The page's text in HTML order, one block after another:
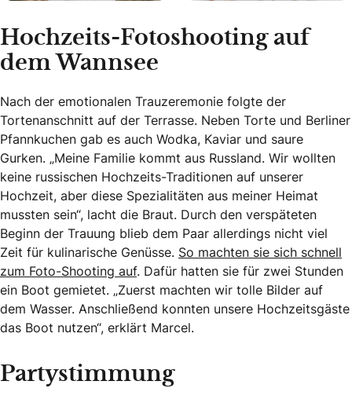
Hochzeits-Fotoshooting auf
dem Wannsee
Nach der emotionalen Trauzeremonie folgte der
Tortenanschnitt auf der Terrasse. Neben Torte und Berliner
Pfannkuchen gab es auch Wodka, Kaviar und saure
Gurken. „Meine Familie kommt aus Russland. Wir wollten
keine russischen Hochzeits-Traditionen auf unserer
Hochzeit, aber diese Spezialitäten aus meiner Heimat
mussten sein“, lacht die Braut. Durch den verspäteten
Beginn der Trauung blieb dem Paar allerdings nicht viel
Zeit für kulinarische Genüsse. So machten sie sich schnell
zum Foto-Shooting auf. Dafür hatten sie für zwei Stunden
ein Boot gemietet. „Zuerst machten wir tolle Bilder auf
dem Wasser. Anschließend konnten unsere Hochzeitsgäste
das Boot nutzen“, erklärt Marcel.
Partystimmung